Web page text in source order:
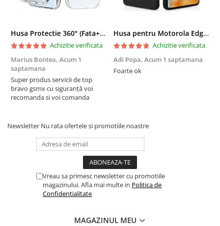
Husa Protectie 360° (Fata+Spate) compatibila Samsung Galaxy A55 5G, Transparanta, Protectie Completa
Achizitie verificata
Marius Bontea, Acum 1
saptamana
Super produs servicii de top
bravo gsmx cu siguranță voi
recomanda si voi comanda
Husa pentru Motorola Edge 60 Fusion din sIlicon catifelat cu interior din microfibra si protectie la camere - Negru
Achizitie verificata
Adi Popa, Acum 1 saptamana
Foarte ok
Newsletter Nu rata ofertele si promotiile noastre
Vreau sa primesc newsletter cu promotiile
magazinului. Afla mai multe in Politica de
Confidentialitate
MAGAZINUL MEU